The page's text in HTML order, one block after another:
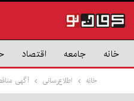
خانه جامعه اقتصاد
خانه اطلاع‌رسانی آگهی مناقصه